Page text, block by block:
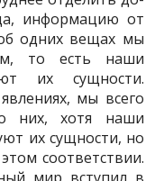
информацию от
одних вещах мы
то есть наши
их сущности.
мы всего
них, хотя наши
их сущно­сти, но
соответствии.